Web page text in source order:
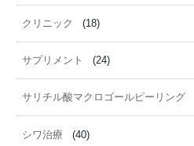
クリニック (18)
サプリメント (24)
サリチル酸マクロゴールピーリング
シワ治療 (40)